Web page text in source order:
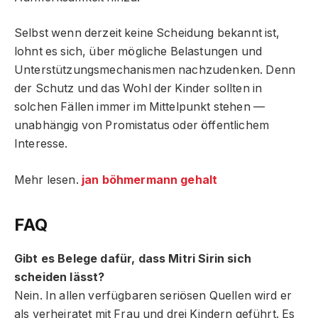
Selbst wenn derzeit keine Scheidung bekannt ist,
lohnt es sich, über mögliche Belastungen und
Unterstützungsmechanismen nachzudenken. Denn
der Schutz und das Wohl der Kinder sollten in
solchen Fällen immer im Mittelpunkt stehen —
unabhängig von Promistatus oder öffentlichem
Interesse.
Mehr lesen. jan böhmermann gehalt
FAQ
Gibt es Belege dafür, dass Mitri Sirin sich
scheiden lässt?
Nein. In allen verfügbaren seriösen Quellen wird er
als verheiratet mit Frau und drei Kindern geführt. Es